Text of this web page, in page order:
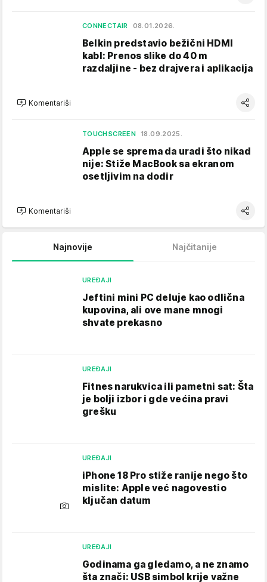
CONNECTAIR 08.01.2026.
Belkin predstavio bežični HDMI
kabl: Prenos slike do 40 m
razdaljine - bez drajvera i aplikacija
Komentariši
TOUCHSCREEN 18.09.2025.
Apple se sprema da uradi što nikad
nije: Stiže MacBook sa ekranom
osetljivim na dodir
Komentariši
Najnovije Najčitanije
UREĐAJI
Jeftini mini PC deluje kao odlična
kupovina, ali ove mane mnogi
shvate prekasno
UREĐAJI
Fitnes narukvica ili pametni sat: Šta
je bolji izbor i gde većina pravi
grešku
UREĐAJI
iPhone 18 Pro stiže ranije nego što
mislite: Apple već nagovestio
ključan datum
UREĐAJI
Godinama ga gledamo, a ne znamo
šta znači: USB simbol krije važne